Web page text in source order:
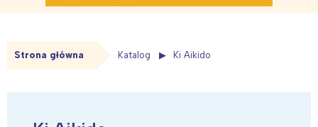
Strona główna Katalog Ki Aikido